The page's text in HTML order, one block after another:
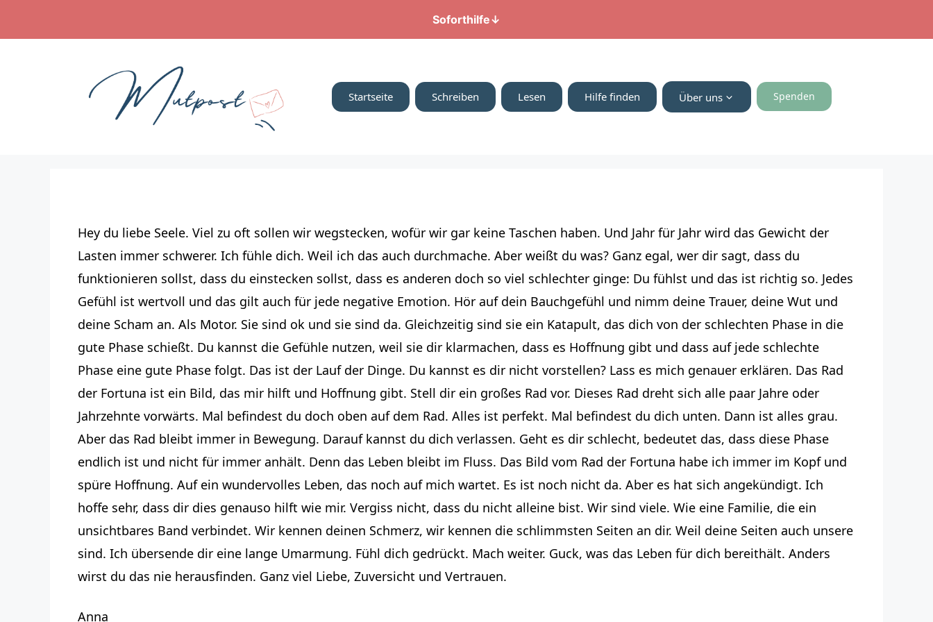
Soforthilfe↓
Startseite Schreiben Lesen Hilfe finden Über uns Spenden
Hey du liebe Seele. Viel zu oft sollen wir wegstecken, wofür wir gar keine Taschen haben. Und Jahr für Jahr wird das Gewicht der
Lasten immer schwerer. Ich fühle dich. Weil ich das auch durchmache. Aber weißt du was? Ganz egal, wer dir sagt, dass du
funktionieren sollst, dass du einstecken sollst, dass es anderen doch so viel schlechter ginge: Du fühlst und das ist richtig so. Jedes
Gefühl ist wertvoll und das gilt auch für jede negative Emotion. Hör auf dein Bauchgefühl und nimm deine Trauer, deine Wut und
deine Scham an. Als Motor. Sie sind ok und sie sind da. Gleichzeitig sind sie ein Katapult, das dich von der schlechten Phase in die
gute Phase schießt. Du kannst die Gefühle nutzen, weil sie dir klarmachen, dass es Hoffnung gibt und dass auf jede schlechte
Phase eine gute Phase folgt. Das ist der Lauf der Dinge. Du kannst es dir nicht vorstellen? Lass es mich genauer erklären. Das Rad
der Fortuna ist ein Bild, das mir hilft und Hoffnung gibt. Stell dir ein großes Rad vor. Dieses Rad dreht sich alle paar Jahre oder
Jahrzehnte vorwärts. Mal befindest du doch oben auf dem Rad. Alles ist perfekt. Mal befindest du dich unten. Dann ist alles grau.
Aber das Rad bleibt immer in Bewegung. Darauf kannst du dich verlassen. Geht es dir schlecht, bedeutet das, dass diese Phase
endlich ist und nicht für immer anhält. Denn das Leben bleibt im Fluss. Das Bild vom Rad der Fortuna habe ich immer im Kopf und
spüre Hoffnung. Auf ein wundervolles Leben, das noch auf mich wartet. Es ist noch nicht da. Aber es hat sich angekündigt. Ich
hoffe sehr, dass dir dies genauso hilft wie mir. Vergiss nicht, dass du nicht alleine bist. Wir sind viele. Wie eine Familie, die ein
unsichtbares Band verbindet. Wir kennen deinen Schmerz, wir kennen die schlimmsten Seiten an dir. Weil deine Seiten auch unsere
sind. Ich übersende dir eine lange Umarmung. Fühl dich gedrückt. Mach weiter. Guck, was das Leben für dich bereithält. Anders
wirst du das nie herausfinden. Ganz viel Liebe, Zuversicht und Vertrauen.
Anna